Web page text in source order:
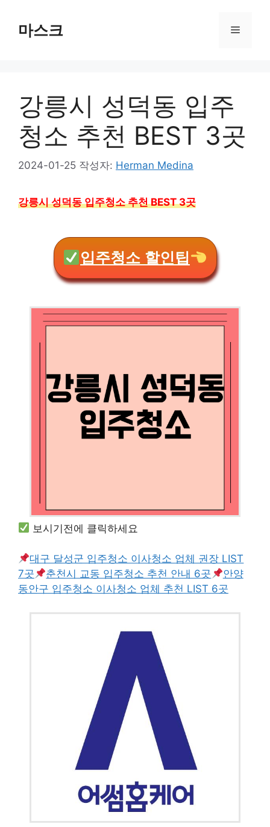
마스크 메
강릉시 성덕동 입주
청소 추천 BEST 3곳
2024-01-25 작성자: Herman Medina
강릉시 성덕동 입주청소 추천 BEST 3곳
입주청소 할인팁
보시기전에 클릭하세요
대구 달성군 입주청소 이사청소 업체 권장 LIST
7곳
춘천시 교동 입주청소 추천 안내 6곳
안양
동안구 입주청소 이사청소 업체 추천 LIST 6곳